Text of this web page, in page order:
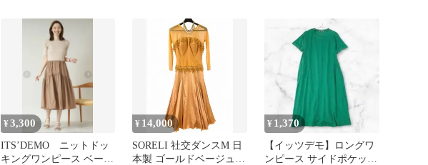
¥3,300
ITS’DEMO ニットドッ
キングワンピース ベージ
¥ 14,000
SORELI 社交ダンスM 日
本製 ゴールドベージュ
¥ 1,370
【イッツデモ】ロングワ
ンピース サイドポケット